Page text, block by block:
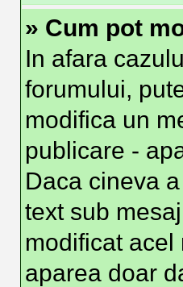
» Cum pot
In afara
forumului,
modifica un
publicare -
Daca cineva
text sub
modificat acel
aparea doar